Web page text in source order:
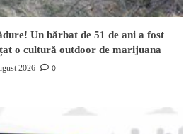
Un bărbat de 51 de ani a fost
o cultură outdoor de marijuana
2026 0